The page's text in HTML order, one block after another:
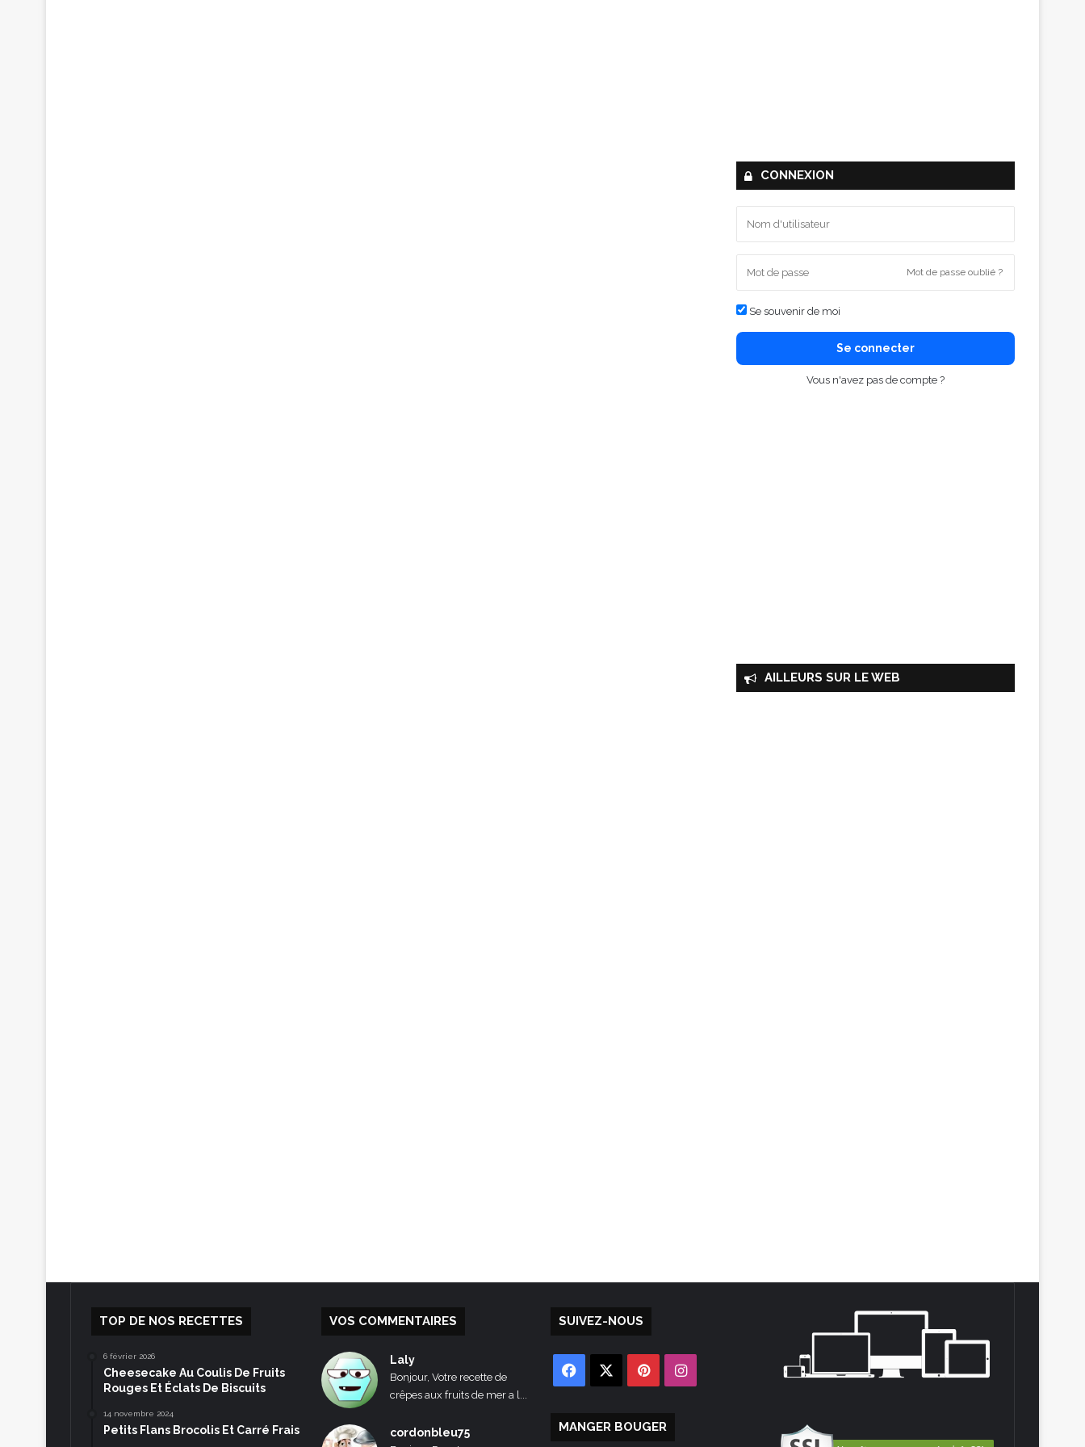
CONNEXION
Mot de passe oublié ?
Se souvenir de moi
Se connecter
Vous n'avez pas de compte ?
AILLEURS SUR LE WEB
TOP DE NOS RECETTES
6 février 2026
Cheesecake Au Coulis De Fruits
Rouges Et Éclats De Biscuits
14 novembre 2024
Petits Flans Brocolis Et Carré Frais
VOS COMMENTAIRES
Laly
Bonjour, Votre recette de
crêpes aux fruits de mer a l...
cordonbleu75
SUIVEZ-NOUS
Facebook PinterestInstagram
MANGER BOUGER